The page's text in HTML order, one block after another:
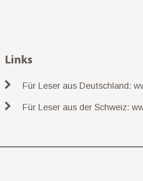
Links
Für Leser aus Deutschland:
Für Leser aus der Schweiz: